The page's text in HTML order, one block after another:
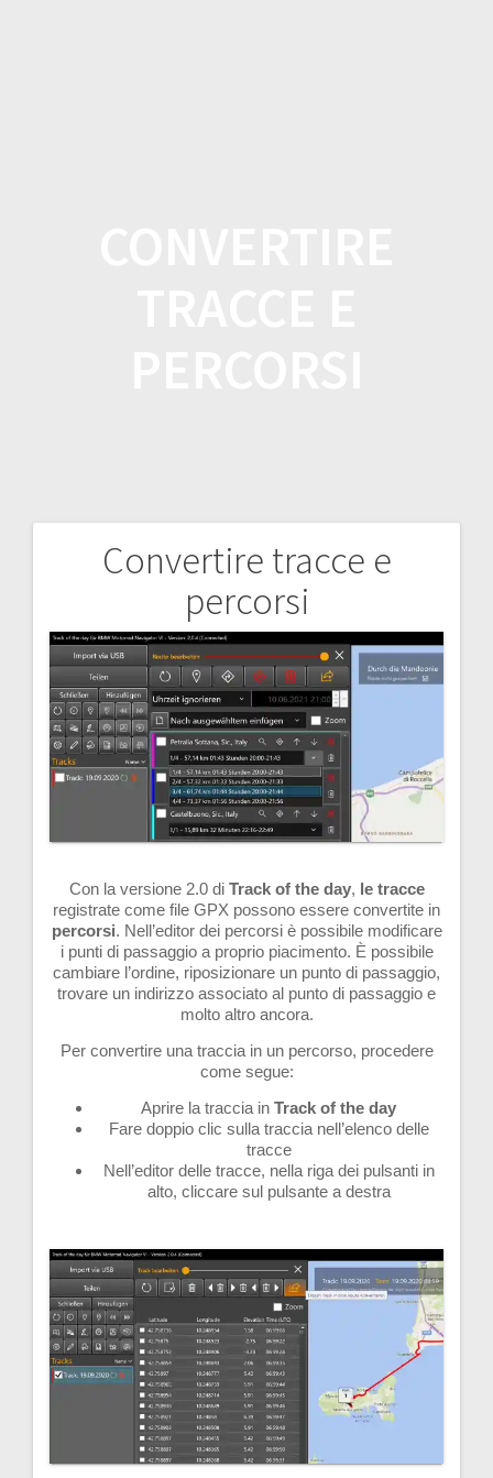
Convertire tracce e
percorsi
Con la versione 2.0 di Track of the day, le tracce
registrate come file GPX possono essere convertite in
percorsi. Nell’editor dei percorsi è possibile modificare
i punti di passaggio a proprio piacimento. È possibile
cambiare l’ordine, riposizionare un punto di passaggio,
trovare un indirizzo associato al punto di passaggio e
molto altro ancora.
Per convertire una traccia in un percorso, procedere
come segue:
Aprire la traccia in Track of the day
Fare doppio clic sulla traccia nell’elenco delle
tracce
Nell’editor delle tracce, nella riga dei pulsanti in
alto, cliccare sul pulsante a destra
Navigazione